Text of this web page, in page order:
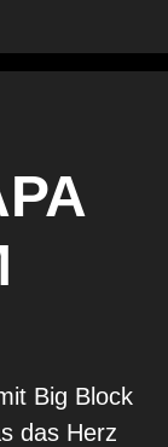
Big Block
das Herz